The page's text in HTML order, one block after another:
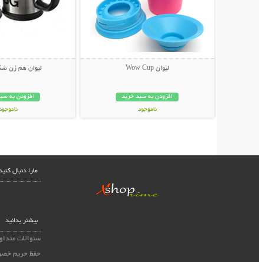
لیوان Wow Cup
افزودن به سبد خرید
ناموجود
لیوان هم زن
افزودن به
مارا دنبال
بیشتر بدانید
سئوالات
حفظ حریم